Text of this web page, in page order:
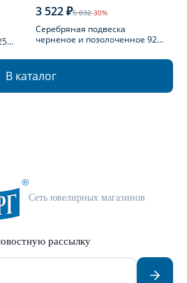
3 522 ₽5 032-30%
Серебряная подвеска
черненое и позолоченное 925
В каталог
Сеть ювелирных магазинов
рассылку